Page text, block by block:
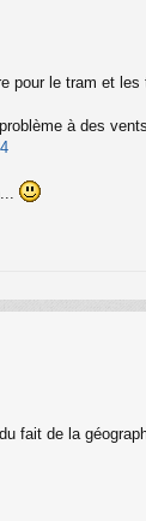
le tram et
à des
fait de la